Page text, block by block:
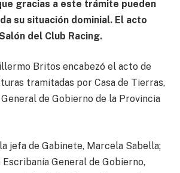
gracias a este trámite pueden
su situación dominial. El acto
del Club Racing.
Britos encabezó el acto de
tramitadas por Casa de Tierras,
de Gobierno de la Provincia
jefa de Gabinete, Marcela Sabella;
General de Gobierno,